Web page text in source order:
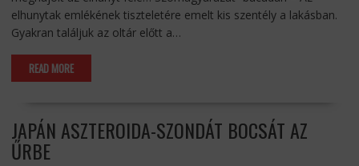
elhunytak emlékének tiszteletére emelt kis szentély a lakásban.
Gyakran találjuk az oltár előtt a…
READ MORE
JAPÁN ASZTEROIDA-SZONDÁT BOCSÁT AZ
ŰRBE